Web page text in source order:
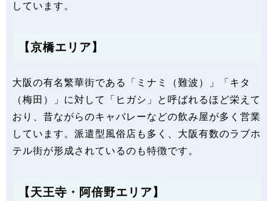
しています。
【京橋エリア】
大阪の有名繁華街である「ミナミ（難波）」「キタ
（梅田）」に対して「ヒガシ」と呼ばれるほど栄えて
おり、昔ながらのキャバレーなどの飲み屋が多く営業
しています。派遣型風俗店も多く、大阪有数のラブホ
テル街が形成されているのも特徴です。
【天王寺・阿倍野エリア】